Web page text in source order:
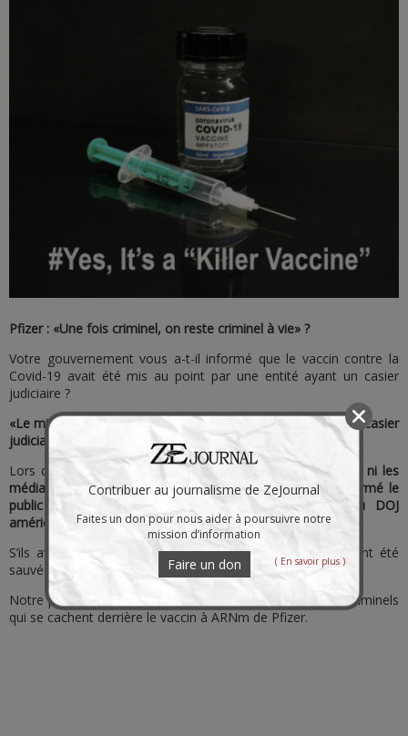
Pfizer : «Une fois criminel, on reste criminel à vie» ?
Votre gouvernement vous a-t-il informé que le vaccin contre la
Covid-19 avait été mis au point par une entité ayant un casier
judiciaire ?
«Le ministère américain de la Justice (DOJ) n’a pas effacé le casier
judiciaire de Pfizer par le biais d’une grâce présidentielle».
Lors du lancement du vaccin à ARNm en décembre 2020, ni les
médias ni les gouvernements du monde entier n’ont informé le
public que Pfizer avait un casier judiciaire auprès du DOJ
américain.
S’ils avaient informé le public, des millions de vies auraient été
sauvées.
Notre production vidéo met en lumière les agissements criminels
qui se cachent derrière le vaccin à ARNm de Pfizer.
Contribuer au journalisme de ZeJournal
Faites un don pour nous aider à poursuivre notre
mission d’information
Faire un don ( En savoir plus )